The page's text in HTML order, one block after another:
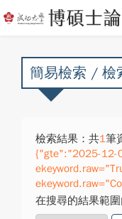
簡易檢索 / 檢
檢索結果：共1筆
{"gte":"2025-12-
在搜尋的結果範圍